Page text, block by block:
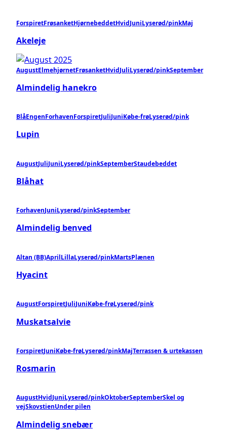
ForspiretFrøsanketHjørnebeddetHvidJuniLyserød/pinkMaj
Akeleje
AugustElmehjørnetFrøsanketHvidJuliLyserød/pinkSeptember
Almindelig hanekro
BlåEngenForhavenForspiretJuliJuniKøbe-frøLyserød/pink
Lupin
AugustJuliJuniLyserød/pinkSeptemberStaudebeddet
Blåhat
ForhavenJuniLyserød/pinkSeptember
Almindelig benved
Altan (BB)AprilLillaLyserød/pinkMartsPlænen
Hyacint
AugustForspiretJuliJuniKøbe-frøLyserød/pink
Muskatsalvie
ForspiretJuniKøbe-frøLyserød/pinkMajTerrassen & urtekassen
Rosmarin
AugustHvidJuniLyserød/pinkOktoberSeptemberSkel og
vejSkovstienUnder pilen
Almindelig snebær